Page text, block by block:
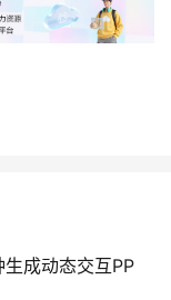
成动态交互PP